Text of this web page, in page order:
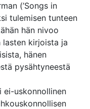
(’Songs in
tulemisen tunteen
hän nivoo
lasten kirjoista ja
hänen
pysähtyneestä
ei-uskonnollinen